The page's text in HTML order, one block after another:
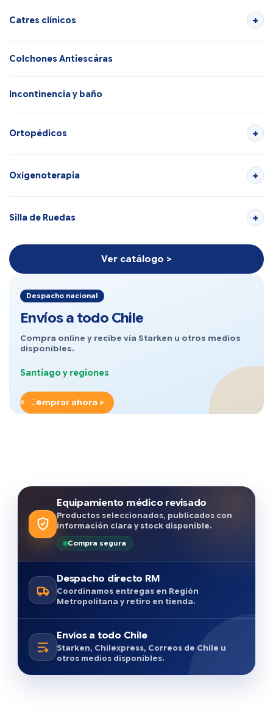
Catres clínicos
Colchones Antiescáras
Incontinencia y baño
Ortopédicos
Oxígenoterapia
Silla de Ruedas
Ver catálogo >
Despacho nacional
Envíos a todo Chile
Compra online y recibe vía Starken u otros medios
disponibles.
Santiago y regiones
Comprar ahora >
Equipamiento médico revisado
Productos seleccionados, publicados con
información clara y stock disponible.
Compra segura
Despacho directo RM
Coordinamos entregas en Región
Metropolitana y retiro en tienda.
Envíos a todo Chile
Starken, Chilexpress, Correos de Chile u
otros medios disponibles.